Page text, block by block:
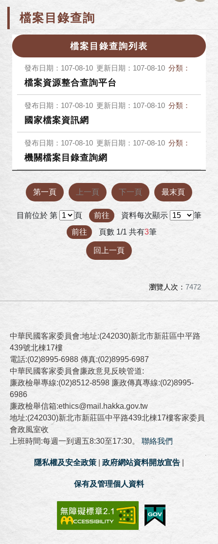
檔案目錄查詢
檔案目錄查詢列表
發布日期：107-08-10 更新日期：107-08-10 分類：
檔案資源整合查詢平台
發布日期：107-08-10 更新日期：107-08-10 分類：
國家檔案資訊網
發布日期：107-08-10 更新日期：107-08-10 分類：
機關檔案目錄查詢網
第一頁 上一頁 下一頁 最末頁
目前位於 第 頁 前往 資料每次顯示
筆
前往
頁數 1/1 共有3筆
回上一頁
瀏覽人次： 7472
中華民國客家委員會:地址:(242030)新北市新莊區中平路
439號北棟17樓
電話:(02)8995-6988 傳真:(02)8995-6987
中華民國客家委員會廉政意見反映管道:
廉政檢舉專線:(02)8512-8598 廉政傳真專線:(02)8995-
6986
廉政檢舉信箱:ethics@mail.hakka.gov.tw
地址:(242030)新北市新莊區中平路439北棟17樓客家委員
會政風室收
上班時間:每週一到週五8:30至17:30。 聯絡我們
隱私權及安全政策 政府網站資料開放宣告
保有及管理個人資料